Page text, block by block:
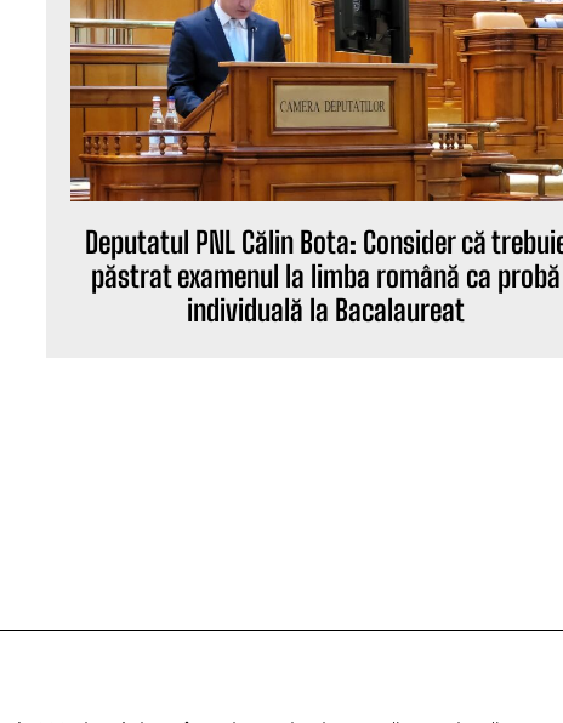
Deputatul PNL Călin Bota: Consider că
păstrat examenul la limba română ca probă
individuală la Bacalaureat